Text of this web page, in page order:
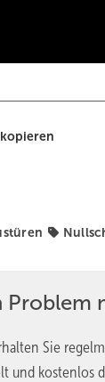
Sie
und kostenlos